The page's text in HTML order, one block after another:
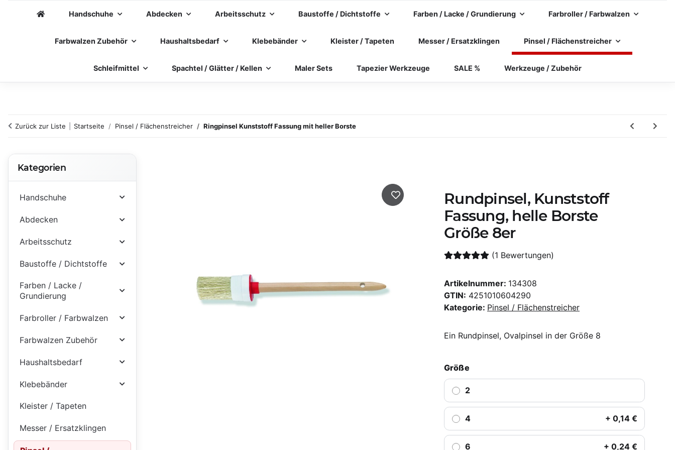
Handschuhe Abdecken Arbeitsschutz Baustoffe / Dichtstoffe Farben / Lacke / Grundierung Farbroller / Farbwalzen
Farbwalzen Zubehör Haushaltsbedarf Klebebänder Kleister / Tapeten Messer / Ersatzklingen Pinsel / Flächenstreicher
Schleifmittel Spachtel / Glätter / Kellen Maler Sets Tapezier Werkzeuge SALE % Werkzeuge / Zubehör
Zurück zur Liste Startseite Pinsel / Flächenstreicher Ringpinsel Kunststoff Fassung mit heller Borste
Rundpinsel, Kunststoff
Fassung, helle Borste
Größe 8er
(1 Bewertungen)
Artikelnummer: 134308
GTIN: 4251010604290
Kategorie: Pinsel / Flächenstreicher
Ein Rundpinsel, Ovalpinsel in der Größe 8
Größe
2
4 + 0,14 €
6 + 0,24 €
Kategorien
Handschuhe
Abdecken
Arbeitsschutz
Baustoffe / Dichtstoffe
Farben / Lacke /
Grundierung
Farbroller / Farbwalzen
Farbwalzen Zubehör
Haushaltsbedarf
Klebebänder
Kleister / Tapeten
Messer / Ersatzklingen